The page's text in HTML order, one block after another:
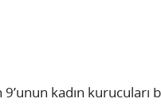
9’unun kadın kurucuları